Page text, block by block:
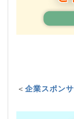
＜企業スポン